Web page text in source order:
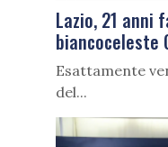
Lazio, 21 anni
biancoceleste
Esattamente
del...